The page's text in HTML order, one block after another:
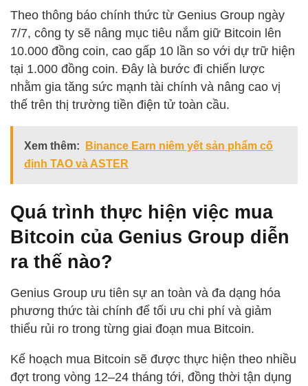
Theo thông báo chính thức từ Genius Group ngày
7/7, công ty sẽ nâng mục tiêu nắm giữ Bitcoin lên
10.000 đồng coin, cao gấp 10 lần so với dự trữ hiện
tại 1.000 đồng coin. Đây là bước đi chiến lược
nhằm gia tăng sức mạnh tài chính và nâng cao vị
thế trên thị trường tiền điện tử toàn cầu.
Xem thêm:
Binance Earn niêm yết sản phẩm cố
định TAO và ASTER
Quá trình thực hiện việc mua
Bitcoin của Genius Group diễn
ra thế nào?
Genius Group ưu tiên sự an toàn và đa dạng hóa
phương thức tài chính để tối ưu chi phí và giảm
thiểu rủi ro trong từng giai đoạn mua Bitcoin.
Kế hoạch mua Bitcoin sẽ được thực hiện theo nhiều
đợt trong vòng 12–24 tháng tới, đồng thời tận dụng